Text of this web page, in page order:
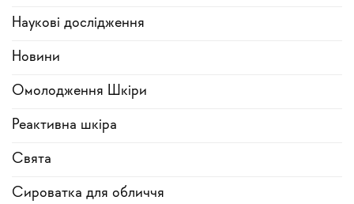
Наукові дослідження
Новини
Омолодження Шкіри
Реактивна шкіра
Свята
Сироватка для обличчя